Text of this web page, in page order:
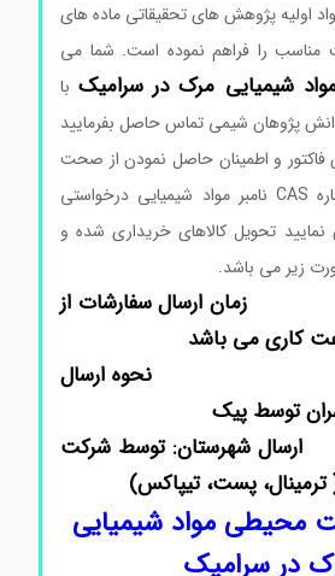
پژوهش های تحقیقاتی ماده های
را فراهم نموده است. شما می
شیمیایی مرک در سرامیکبا
شیمی تماس حاصل بفرمایید
و اطمینان حاصل نمودن از صحت
نام محصول، کد، شماره CAS نامبر مواد شیمیایی درخواستی
تحویل کالاهای خریداری شده و
زیر می باشد.
سفارشات از
ارسال
توسط پیک
توسط شرکت
پست، تیپاکس)
محیطی مواد شیمیایی
در سرامیک